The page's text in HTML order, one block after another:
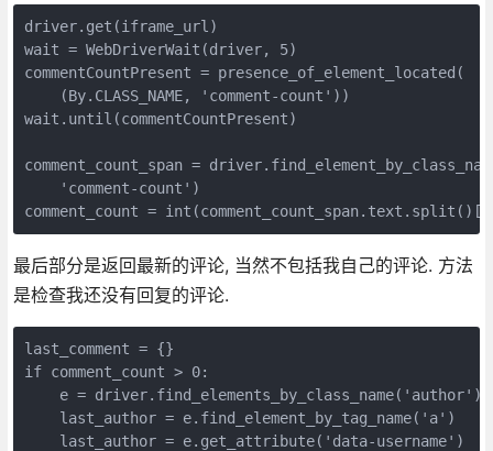
driver.get(iframe_url)
wait = WebDriverWait(driver, 5)
commentCountPresent = presence_of_element_located(
    (By.CLASS_NAME, 'comment-count'))
wait.until(commentCountPresent)
comment_count_span =
    'comment-count')
comment_count =
最后部分是返回最新的评论, 当然不包括我自己的评论. 方法
是检查我还没有回复的评论.
last_comment = {}
if comment_count > 0:
e =
    last_author = e.find_element_by_tag_name('a')
    last_author = e.get_attribute('data-username')